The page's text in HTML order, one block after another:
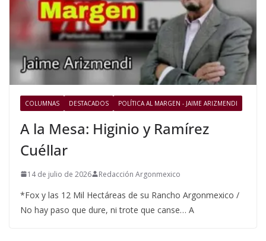
COLUMNAS DESTACADOS POLÍTICA AL MARGEN - JAIME ARIZMENDI
A la Mesa: Higinio y Ramírez
Cuéllar
14 de julio de 2026 Redacción Argonmexico
*Fox y las 12 Mil Hectáreas de su Rancho Argonmexico /
No hay paso que dure, ni trote que canse… A